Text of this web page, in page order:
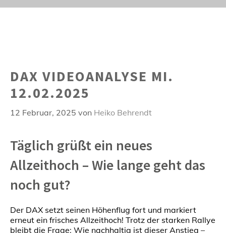
DAX VIDEOANALYSE MI.
12.02.2025
12 Februar, 2025 von Heiko Behrendt
Täglich grüßt ein neues
Allzeithoch – Wie lange geht das
noch gut?
Der DAX setzt seinen Höhenflug fort und markiert
erneut ein frisches Allzeithoch! Trotz der starken Rallye
bleibt die Frage: Wie nachhaltig ist dieser Anstieg –